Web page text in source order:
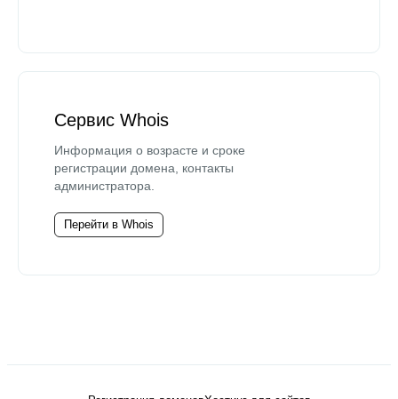
Сервис Whois
Информация о возрасте и сроке
регистрации домена, контакты
администратора.
Перейти в Whois